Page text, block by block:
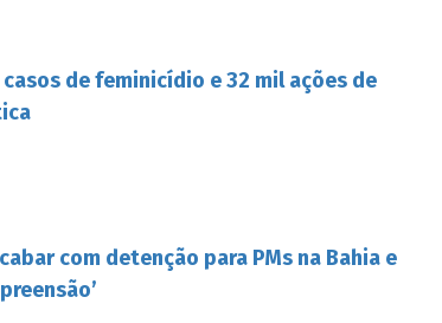
casos de feminicídio e 32 mil ações de
com detenção para PMs na Bahia e